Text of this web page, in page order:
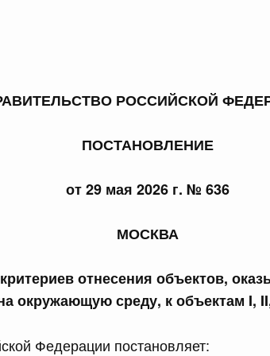
РОССИЙСКОЙ
ПОСТАНОВЛЕНИЕ
от 29 мая 2026 г. № 636
МОСКВА
отнесения объектов,
окружающую среду, к объектам I,
Федерации постановляет:
к ним Поиск по всем